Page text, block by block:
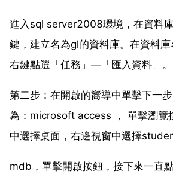
進入sql server2008環境，在資料
鍵，建立名為gl的資料庫。在資料
右鍵點選「任務」—「匯入資料」。
第二步：在開啟的嚮導中單擊下一
為：microsoft access ， 單擊瀏覽
中選擇桌面，右邊視窗中選擇
mdb，單擊開啟按鈕，接下來一直